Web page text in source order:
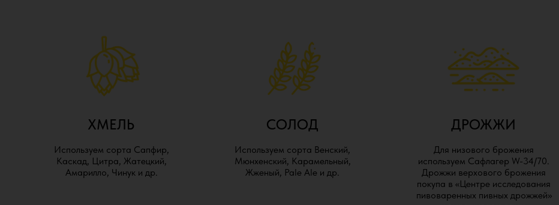
Используем сорта Сапфир,
Каскад, Цитра, Жатецкий,
Амарилло, Чинук и др.
ХМЕЛЬ ДРОЖЖИ
Для низового брожения
используем Сафлагер W-34/70.
Дрожжи верхового брожения
покупа в «Центре исследования
пивоваренных пивных дрожжей»
СОЛОД
Используем сорта Венский,
Мюнхенский, Карамельный,
Жженый, Pale Ale и др.